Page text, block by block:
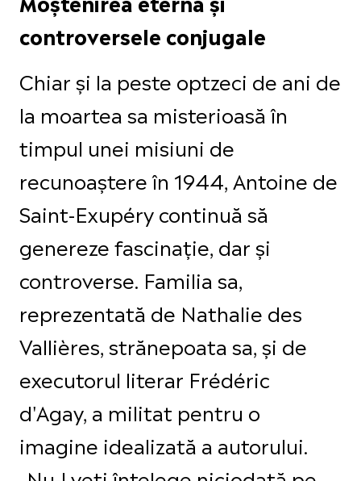
controversele conjugale
Chiar și la peste optzeci de ani de
la moartea sa misterioasă în
timpul unei misiuni de
recunoaștere în 1944, Antoine de
Saint-Exupéry continuă să
genereze fascinație, dar și
controverse. Familia sa,
reprezentată de Nathalie des
Vallières, strănepoata sa, și de
executorul literar Frédéric
d'Agay, a militat pentru o
imagine idealizată a autorului.